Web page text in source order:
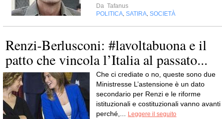
Da Tafanus
POLITICA SATIRA SOCIETÀ
Renzi-Berlusconi: #lavoltabuona e il
patto che vincola l’Italia al passato...
Che ci crediate o no, queste sono due
Ministresse L’astensione è un dato
secondario per Renzi e le riforme
istituzionali e costituzionali vanno avanti
perché,...
Leggere il seguito